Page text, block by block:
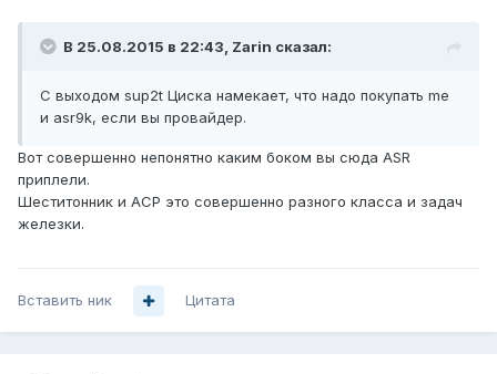
В 25.08.2015 в 22:43, Zarin сказал:
С выходом sup2t Циска намекает, что надо покупать me
и asr9k, если вы провайдер.
Вот совершенно непонятно каким боком вы сюда ASR
приплели.
Шеститонник и АСР это совершенно разного класса и задач
железки.
Вставить ник Цитата